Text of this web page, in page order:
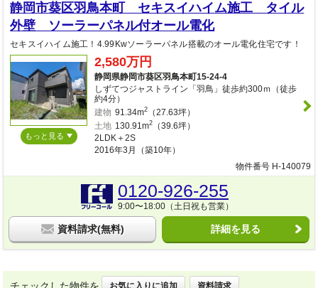
静岡市葵区羽鳥本町 セキスイハイム施工 タイル
外壁 ソーラーパネル付オール電化
セキスイハイム施工！4.99Kwソーラーパネル搭載のオール電化住宅です！
もっと見る
2,580万円
静岡県静岡市葵区羽鳥本町15-24-4
しずてつジャストライン「羽鳥」徒歩約300ｍ（徒歩
約4分）
建物 91.34m2（27.63坪）
土地 130.91m2（39.6坪）
2LDK＋2S
2016年3月（築10年）
物件番号 H-140079
0120-926-255
9:00〜18:00（土日祝も営業）
資料請求(無料) 詳細を見る
チェックした物件を お気に入りに追加 資料請求